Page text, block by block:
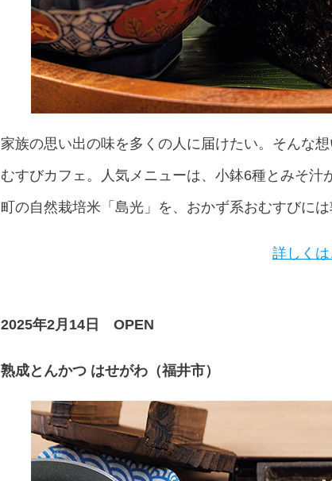
家族の思い出の味を多くの人に届けたい。そんな
むすびカフェ。人気メニューは、小鉢6種とみそ
町の自然栽培米「島光」を、おかず系おむすびに
詳しく
2025年2月14日 OPEN
熟成とんかつ はせがわ （福井市）